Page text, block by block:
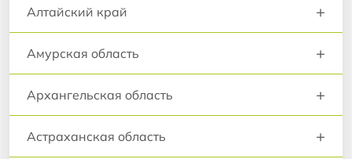
Алтайский край +
Амурская область +
Архангельская область +
Астраханская область +